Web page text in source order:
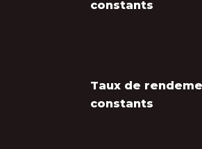
constants
Taux de
constants